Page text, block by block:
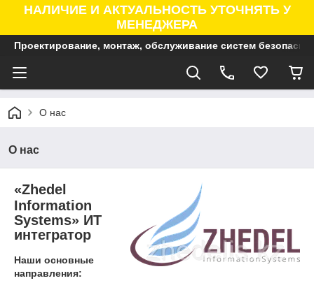
НАЛИЧИЕ И АКТУАЛЬНОСТЬ УТОЧНЯТЬ У
МЕНЕДЖЕРА
Проектирование, монтаж, обслуживание систем
О нас
О нас
«Zhedel
Information
Systems» ИТ
интегратор
Наши основные
направления: